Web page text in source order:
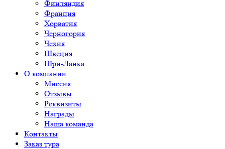
Финляндия
Франция
Хорватия
Черногория
Чехия
Швеция
Шри-Ланка
О компании
Миссия
Отзывы
Реквизиты
Награды
Наша команда
Контакты
Заказ тура